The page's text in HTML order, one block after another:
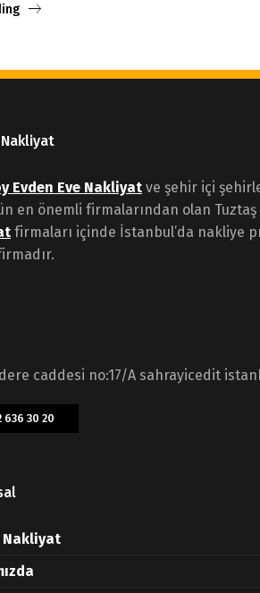
Evden Eve Nakliyat ve şehir içi
en önemli firmalarından olan
firmaları içinde İstanbul’da nakliye
caddesi no:17/A sahrayicedit
636 30 20
Nakliyat